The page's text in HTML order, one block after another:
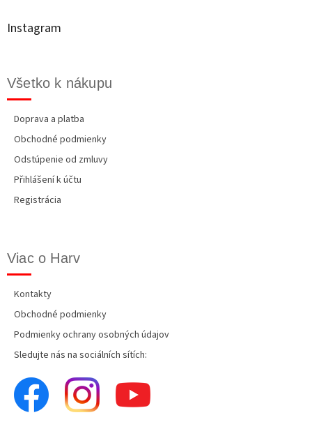
Instagram
Všetko k nákupu
Doprava a platba
Obchodné podmienky
Odstúpenie od zmluvy
Přihlášení k účtu
Registrácia
Viac o Harv
Kontakty
Obchodné podmienky
Podmienky ochrany osobných údajov
Sledujte nás na sociálních sítích: